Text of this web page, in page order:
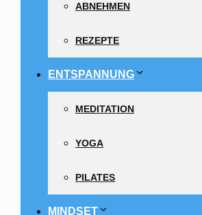
ABNEHMEN
REZEPTE
ENTSPANNUNG
MEDITATION
YOGA
PILATES
MINDSET